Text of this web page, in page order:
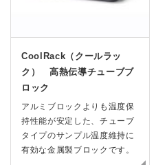
CoolRack（クールラッ
ク） 高熱伝導チューブブ
ロック
アルミブロックよりも温度保
持性能が安定した、チューブ
タイプのサンプル温度維持に
有効な金属製ブロックです。